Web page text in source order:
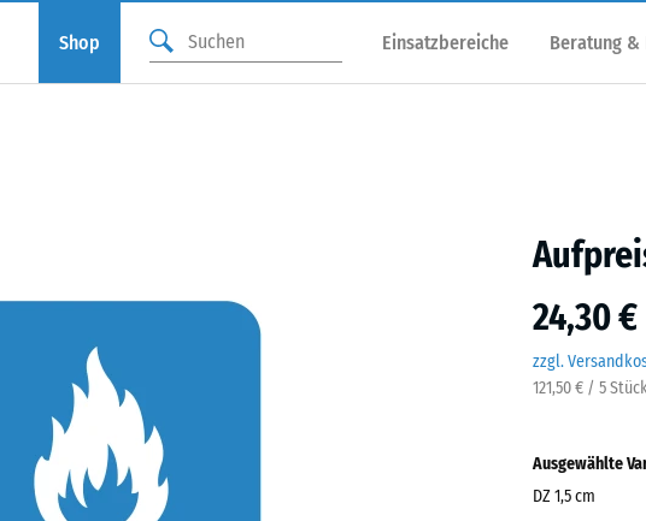
Shop Einsatzbereiche Beratung &
24,30
zzgl.
121,50 € / 5
Ausgewählte
DZ 1,5 cm